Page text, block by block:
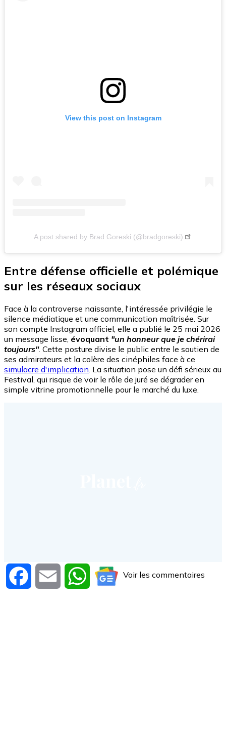
View this post on Instagram
A post shared by Brad Goreski (@bradgoreski)
Entre défense officielle et polémique
sur les réseaux sociaux
Face à la controverse naissante, l'intéressée privilégie le
silence médiatique et une communication maîtrisée. Sur
son compte Instagram officiel, elle a publié le 25 mai 2026
un message lisse, évoquant "un honneur que je chérirai
toujours". Cette posture divise le public entre le soutien de
ses admirateurs et la colère des cinéphiles face à ce
simulacre d'implication . La situation pose un défi sérieux au
Festival, qui risque de voir le rôle de juré se dégrader en
simple vitrine promotionnelle pour le marché du luxe.
Facebook Email WhatsAppVoir les commentaires